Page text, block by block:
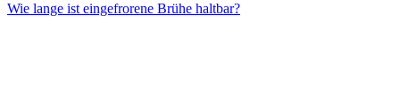
Wie lange ist eingefrorene Brühe haltbar?